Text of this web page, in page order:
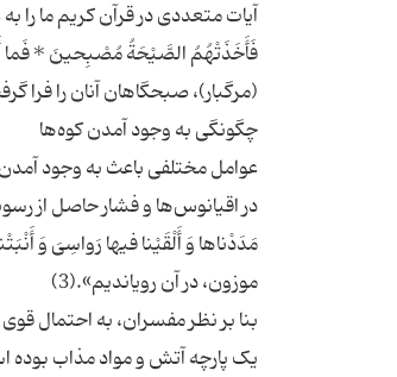
آیات متعددی در قرآن کریم ما را
فَأَخَذَتْهُمُ الصَّیْحَةُ مُصْبِحینَ * فَما
عوامل مختلفی باعث به وجود
در اقیانوس‌ها و فشار حاصل از
مَدَدْناها وَ أَلْقَیْنا فیها رَواسِیَ وَ
بنا بر نظر مفسران، به احتمال
یک پارچه آتش و مواد مذاب